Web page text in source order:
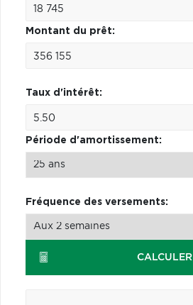
Montant du prêt:
Taux d'intérêt:
Période d'amortissement:
Fréquence des versements:
CALCULER